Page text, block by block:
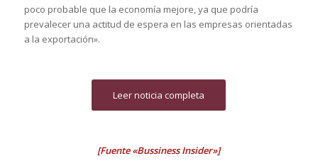
poco probable que la economía mejore, ya que podría
prevalecer una actitud de espera en las empresas orientadas
a la exportación».
Leer noticia completa
[Fuente «Bussiness Insider»]